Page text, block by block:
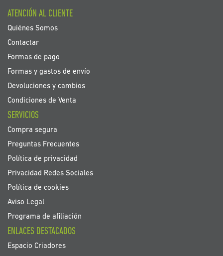
de
noticias:
ATENCIÓN AL CLIENTE
Quiénes Somos
Contactar
Formas de pago
Formas y gastos de envío
Devoluciones y cambios
Condiciones de Venta
SERVICIOS
Compra segura
Preguntas Frecuentes
Política de privacidad
Privacidad Redes Sociales
Política de cookies
Aviso Legal
Programa de afiliación
ENLACES DESTACADOS
Espacio Criadores